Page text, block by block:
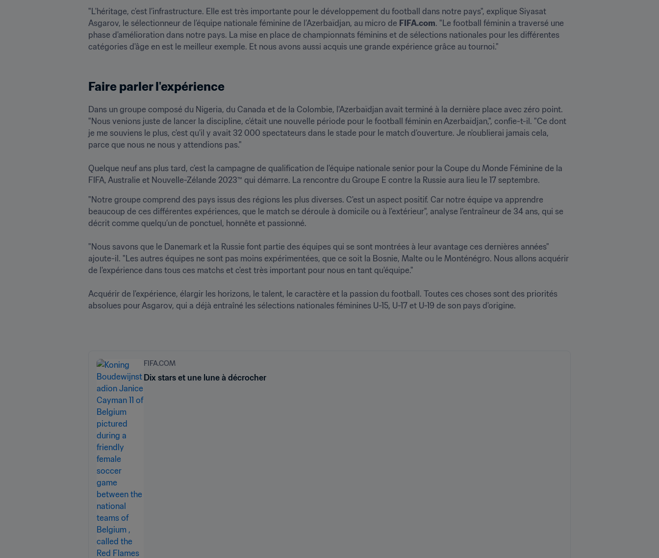
"L'héritage, c’est l’infrastructure. Elle est très importante pour le développement du football dans notre pays", explique Siyasat
Asgarov, le sélectionneur de l’équipe nationale féminine de l’Azerbaïdjan, au micro de FIFA.com. "Le football féminin a traversé une
phase d'amélioration dans notre pays. La mise en place de championnats féminins et de sélections nationales pour les différentes
catégories d'âge en est le meilleur exemple. Et nous avons aussi acquis une grande expérience grâce au tournoi."
Faire parler l'expérience
Dans un groupe composé du Nigeria, du Canada et de la Colombie, l'Azerbaïdjan avait terminé à la dernière place avec zéro point.
"Nous venions juste de lancer la discipline, c'était une nouvelle période pour le football féminin en Azerbaïdjan,", confie-t-il. "Ce dont
je me souviens le plus, c'est qu'il y avait 32 000 spectateurs dans le stade pour le match d’ouverture. Je n'oublierai jamais cela,
parce que nous ne nous y attendions pas."
Quelque neuf ans plus tard, c’est la campagne de qualification de l'équipe nationale senior pour la Coupe du Monde Féminine de la
FIFA, Australie et Nouvelle-Zélande 2023™ qui démarre. La rencontre du Groupe E contre la Russie aura lieu le 17 septembre.
"Notre groupe comprend des pays issus des régions les plus diverses. C'est un aspect positif. Car notre équipe va apprendre
beaucoup de ces différentes expériences, que le match se déroule à domicile ou à l'extérieur", analyse l’entraîneur de 34 ans, qui se
décrit comme quelqu’un de ponctuel, honnête et passionné.
"Nous savons que le Danemark et la Russie font partie des équipes qui se sont montrées à leur avantage ces dernières années"
ajoute-il. "Les autres équipes ne sont pas moins expérimentées, que ce soit la Bosnie, Malte ou le Monténégro. Nous allons acquérir
de l'expérience dans tous ces matchs et c'est très important pour nous en tant qu'équipe."
Acquérir de l'expérience, élargir les horizons, le talent, le caractère et la passion du football. Toutes ces choses sont des priorités
absolues pour Asgarov, qui a déjà entraîné les sélections nationales féminines U-15, U-17 et U-19 de son pays d'origine.
FIFA.COM
Dix stars et une lune à décrocher